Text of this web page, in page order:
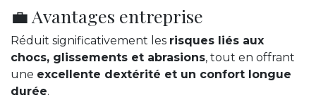
💼 Avantages entreprise
Réduit significativement les risques liés aux
chocs, glissements et abrasions, tout en offrant
une excellente dextérité et un confort longue
durée.